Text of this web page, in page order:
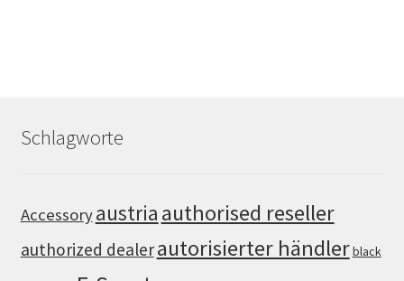
Schlagworte
Accessoryaustria authorised reseller
authorized dealerautorisierter händlerblack